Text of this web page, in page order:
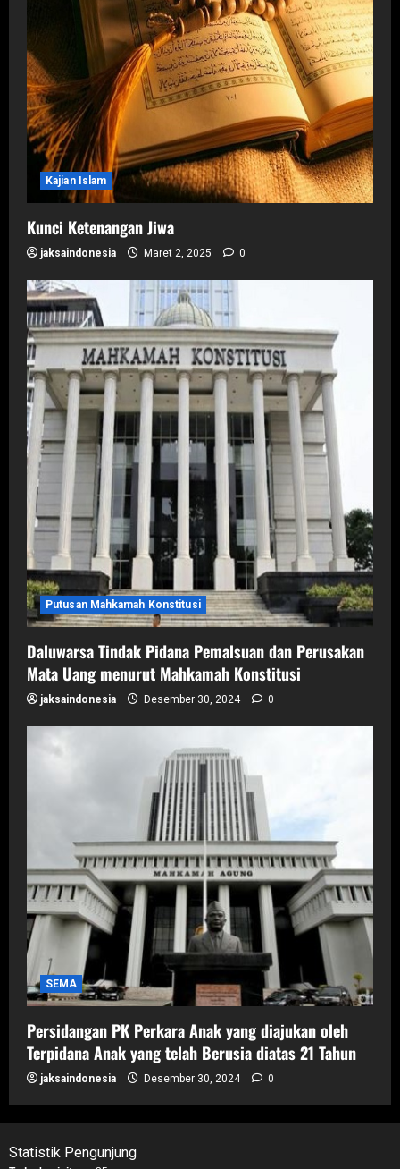
Kajian Islam
Kunci Ketenangan Jiwa
jaksaindonesia Maret 2, 2025 0
Putusan Mahkamah Konstitusi
Daluwarsa Tindak Pidana Pemalsuan dan Perusakan
Mata Uang menurut Mahkamah Konstitusi
jaksaindonesia Desember 30, 2024 0
SEMA
Persidangan PK Perkara Anak yang diajukan oleh
Terpidana Anak yang telah Berusia diatas 21 Tahun
jaksaindonesia Desember 30, 2024 0
Statistik Pengunjung